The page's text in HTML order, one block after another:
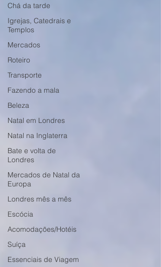
Chá da tarde
Igrejas, Catedrais e
Templos
Mercados
Roteiro
Transporte
Fazendo a mala
Beleza
Natal em Londres
Natal na Inglaterra
Bate e volta de
Londres
Mercados de Natal da
Europa
Londres mês a mês
Escócia
Acomodações/Hotéis
Suíça
Essenciais de Viagem